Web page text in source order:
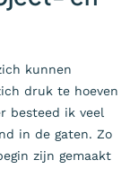
kunnen
druk te hoeven
besteed ik veel
in de gaten. Zo
zijn gemaakt